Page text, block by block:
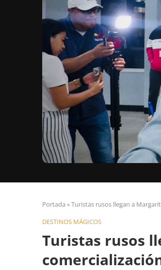
Portada »Turistas rusos llegan a
DESTINOS MÁGICOS
Turistas rusos